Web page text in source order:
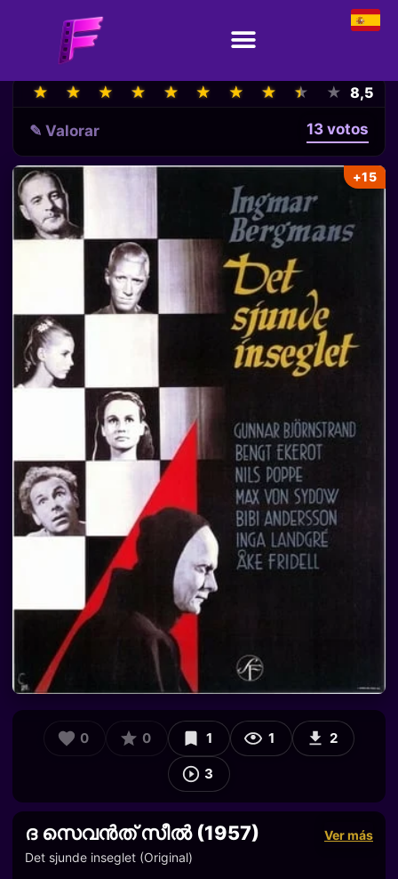
★
★ ★
★ ★
★ ★
★ ★
★ ★
★ ★
★ ★
★ ★
★ ★
★ 8,5
✎ Valorar 13 votos
+15
0 0 1 1 2
3
ദ സെവൻത് സീൽ (1957)
Ver más
Det sjunde inseglet (Original)